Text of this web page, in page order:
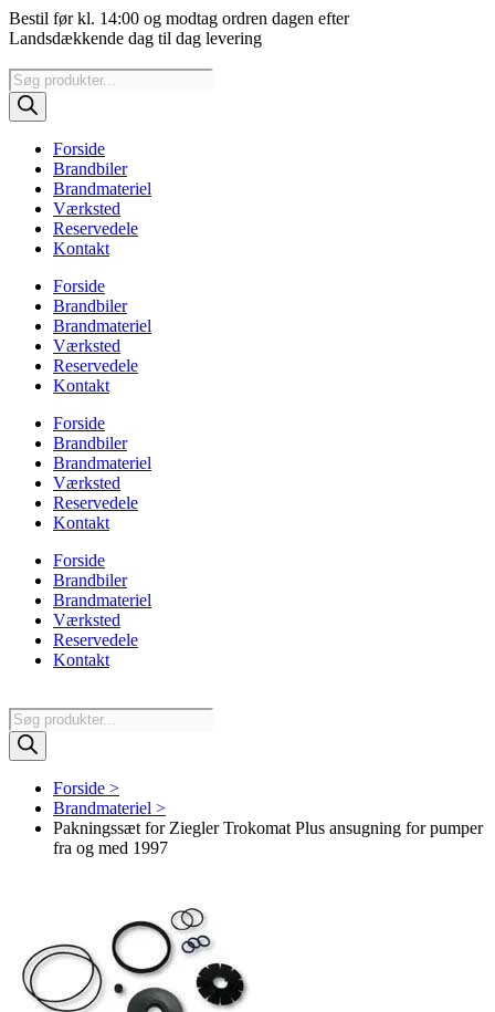
Videre
til
Bestil før kl. 14:00 og modtag ordren dagen efter
Landsdækkende dag til dag levering
Products
search
Forside
Brandbiler
Brandmateriel
Værksted
Reservedele
Kontakt
Forside
Brandbiler
Brandmateriel
Værksted
Reservedele
Kontakt
Forside
Brandbiler
Brandmateriel
Værksted
Reservedele
Kontakt
Forside
Brandbiler
Brandmateriel
Værksted
Reservedele
Kontakt
Products
search
Forside >
Brandmateriel >
Pakningssæt for Ziegler Trokomat Plus ansugning for pumper
fra og med 1997